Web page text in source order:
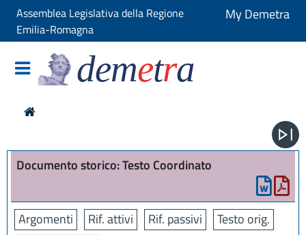
Assemblea Legislativa della Regione
Emilia-Romagna
My Demetra
demetra
Documento storico: Testo Coordinato
Argomenti Rif. attivi Rif. passivi
Testo orig.